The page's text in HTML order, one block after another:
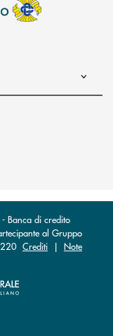
l’app di posta
Banca di credito
al Gruppo
Crediti | Note